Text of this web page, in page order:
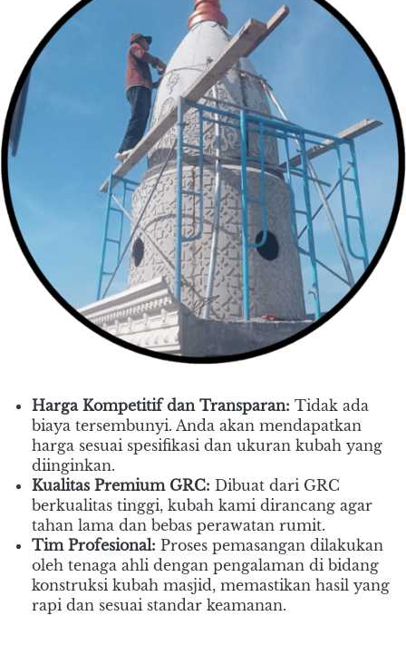
Harga Kompetitif dan Transparan: Tidak ada
biaya tersembunyi. Anda akan mendapatkan
harga sesuai spesifikasi dan ukuran kubah yang
diinginkan.
Kualitas Premium GRC: Dibuat dari GRC
berkualitas tinggi, kubah kami dirancang agar
tahan lama dan bebas perawatan rumit.
Tim Profesional: Proses pemasangan dilakukan
oleh tenaga ahli dengan pengalaman di bidang
konstruksi kubah masjid, memastikan hasil yang
rapi dan sesuai standar keamanan.